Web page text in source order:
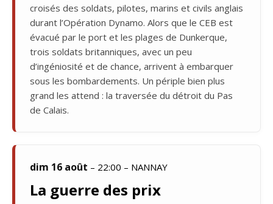
croisés des soldats, pilotes, marins et civils anglais
durant l’Opération Dynamo. Alors que le CEB est
évacué par le port et les plages de Dunkerque,
trois soldats britanniques, avec un peu
d’ingéniosité et de chance, arrivent à embarquer
sous les bombardements. Un périple bien plus
grand les attend : la traversée du détroit du Pas
de Calais.
dim 16 août – 22:00 – NANNAY
La guerre des prix